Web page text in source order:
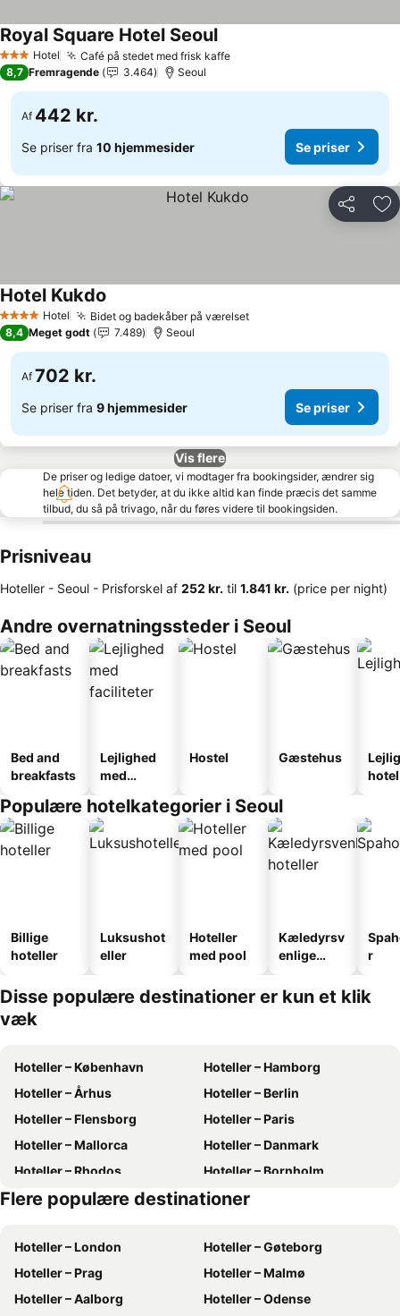
3 StjernerHotel Café på stedet med frisk kaffeSe priser
Royal Square Hotel SeoulSe priser
8,7 Fremragende 3.464 Seoul
Af 442 kr.
Se priser fra 10 hjemmesider Se priser
Del
4 StjernerHotel Bidet og badekåber på værelsetSe priser
Hotel Kukdo
8,4 Meget godt 7.489 Seoul
Af 702 kr.
Se priser fra 9 hjemmesider Se priser
Vis flere
De priser og ledige datoer, vi modtager fra bookingsider, ændrer sig
hele tiden. Det betyder, at du ikke altid kan finde præcis det samme
tilbud, du så på trivago, når du føres videre til bookingsiden.
Prisniveau
Hoteller - Seoul - Prisforskel af ‎252 kr. til ‎1.841 kr. (price per night)
Andre overnatningssteder i Seoul
Bed and
breakfasts
Lejlighed
med
Hostel Gæstehus
hotel
Populære hotelkategorier i Seoul
Billige
hoteller
Luksushot
eller
Hoteller
med pool
Kæledyrsv
enlige
r
Disse populære destinationer er kun et klik
væk
Hoteller – København
Hoteller – Hamborg
Hoteller – Århus
Hoteller – Berlin
Hoteller – Flensborg
Hoteller – Paris
Hoteller – Mallorca
Hoteller – Danmark
Hoteller – Rhodos
Hoteller – Bornholm
Hoteller – Kreta
Hoteller – Gardasøen
Flere populære destinationer
Hoteller – London
Hoteller – Gøteborg
Hoteller – Prag
Hoteller – Malmø
Hoteller – Aalborg
Hoteller – Odense